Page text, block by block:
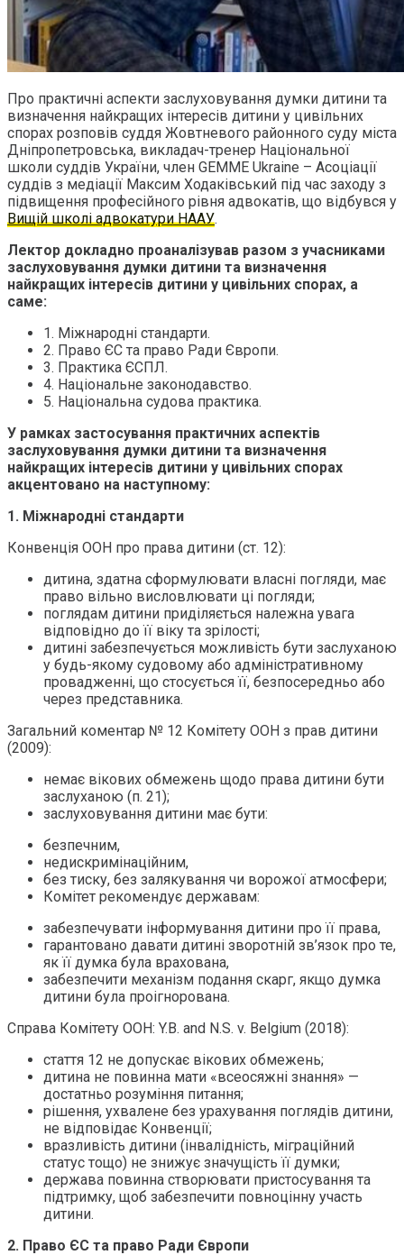
Про практичні аспекти заслуховування думки дитини та
визначення найкращих інтересів дитини у цивільних
спорах розповів суддя Жовтневого районного суду міста
Дніпропетровська, викладач-тренер Національної
школи суддів України, член GEMME Ukraine – Асоціації
суддів з медіації Максим Ходаківський під час заходу з
підвищення професійного рівня адвокатів, що відбувся у
Вищій школі адвокатури НААУ.
Лектор докладно проаналізував разом з учасниками
заслуховування думки дитини та визначення
найкращих інтересів дитини у цивільних спорах, а
саме:
1. Міжнародні стандарти.
2. Право ЄС та право Ради Європи.
3. Практика ЄСПЛ.
4. Національне законодавство.
5. Національна судова практика.
У рамках застосування практичних аспектів
заслуховування думки дитини та визначення
найкращих інтересів дитини у цивільних спорах
акцентовано на наступному:
1. Міжнародні стандарти
Конвенція ООН про права дитини (ст. 12):
дитина, здатна сформулювати власні погляди, має
право вільно висловлювати ці погляди;
поглядам дитини приділяється належна увага
відповідно до її віку та зрілості;
дитині забезпечується можливість бути заслуханою
у будь-якому судовому або адміністративному
провадженні, що стосується її, безпосередньо або
через представника.
Загальний коментар № 12 Комітету ООН з прав дитини
(2009):
немає вікових обмежень щодо права дитини бути
заслуханою (п. 21);
заслуховування дитини має бути:
безпечним,
недискримінаційним,
без тиску, без залякування чи ворожої атмосфери;
Комітет рекомендує державам:
забезпечувати інформування дитини про її права,
гарантовано давати дитині зворотній зв’язок про те,
як її думка була врахована,
забезпечити механізм подання скарг, якщо думка
дитини була проігнорована.
Справа Комітету ООН: Y.B. and N.S. v. Belgium (2018):
стаття 12 не допускає вікових обмежень;
дитина не повинна мати «всеосяжні знання» —
достатньо розуміння питання;
рішення, ухвалене без урахування поглядів дитини,
не відповідає Конвенції;
вразливість дитини (інвалідність, міграційний
статус тощо) не знижує значущість її думки;
держава повинна створювати пристосування та
підтримку, щоб забезпечити повноцінну участь
дитини.
2. Право ЄС та право Ради Європи